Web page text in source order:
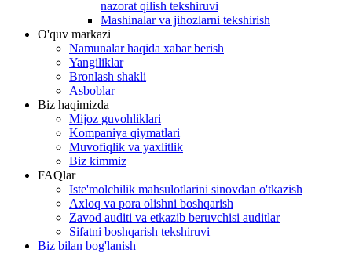
nazorat qilish tekshiruvi
Mashinalar va jihozlarni tekshirish
O'quv markazi
Namunalar haqida xabar berish
Yangiliklar
Bronlash shakli
Asboblar
Biz haqimizda
Mijoz guvohliklari
Kompaniya qiymatlari
Muvofiqlik va yaxlitlik
Biz kimmiz
FAQlar
Iste'molchilik mahsulotlarini sinovdan o'tkazish
Axloq va pora olishni boshqarish
Zavod auditi va etkazib beruvchisi auditlar
Sifatni boshqarish tekshiruvi
Biz bilan bog'lanish